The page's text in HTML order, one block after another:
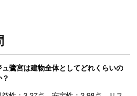
鷺宮は建物全体としてどれくらいの